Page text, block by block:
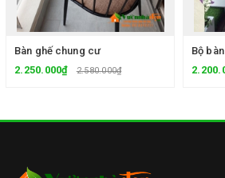
Bàn ghế chung cư
2.250.000₫
2.580.000₫
Bộ